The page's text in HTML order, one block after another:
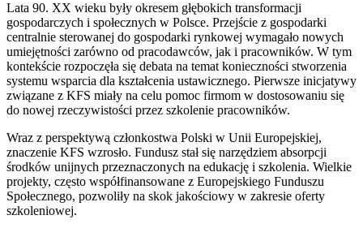
Lata 90. XX wieku były okresem głębokich transformacji
gospodarczych i społecznych w Polsce. Przejście z gospodarki
centralnie sterowanej do gospodarki rynkowej wymagało nowych
umiejętności zarówno od pracodawców, jak i pracowników. W tym
kontekście rozpoczęła się debata na temat konieczności stworzenia
systemu wsparcia dla kształcenia ustawicznego. Pierwsze inicjatywy
związane z KFS miały na celu pomoc firmom w dostosowaniu się
do nowej rzeczywistości przez szkolenie pracowników.
Wraz z perspektywą członkostwa Polski w Unii Europejskiej,
znaczenie KFS wzrosło. Fundusz stał się narzędziem absorpcji
środków unijnych przeznaczonych na edukację i szkolenia. Wielkie
projekty, często współfinansowane z Europejskiego Funduszu
Społecznego, pozwoliły na skok jakościowy w zakresie oferty
szkoleniowej.